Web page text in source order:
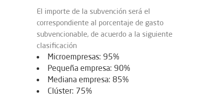
El importe de la subvención será el
correspondiente al porcentaje de gasto
subvencionable, de acuerdo a la siguiente
clasificación
Microempresas: 95%
Pequeña empresa: 90%
Mediana empresa: 85%
Clúster: 75%